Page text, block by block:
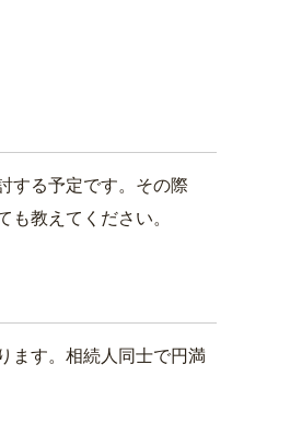
する予定です。その際
教えてください。
ます。相続人同士で円満